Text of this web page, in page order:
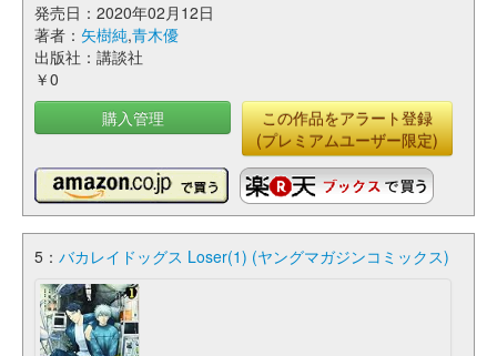
発売日：2020年02月12日
著者： 矢樹純,青木優
出版社：講談社
￥0
購入管理
この作品をアラート登録
(プレミアムユーザー限定)
5： バカレイドッグス Loser(1) (ヤングマガジンコミックス)